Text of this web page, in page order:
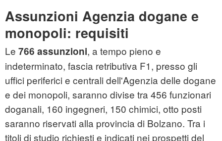
Assunzioni Agenzia dogane e
monopoli: requisiti
Le 766 assunzioni, a tempo pieno e
indeterminato, fascia retributiva F1, presso gli
uffici periferici e centrali dell'Agenzia delle dogane
e dei monopoli, saranno divise tra 456 funzionari
doganali, 160 ingegneri, 150 chimici, otto posti
saranno riservati alla provincia di Bolzano. Tra i
titoli di studio richiesti e indicati nei prospetti del